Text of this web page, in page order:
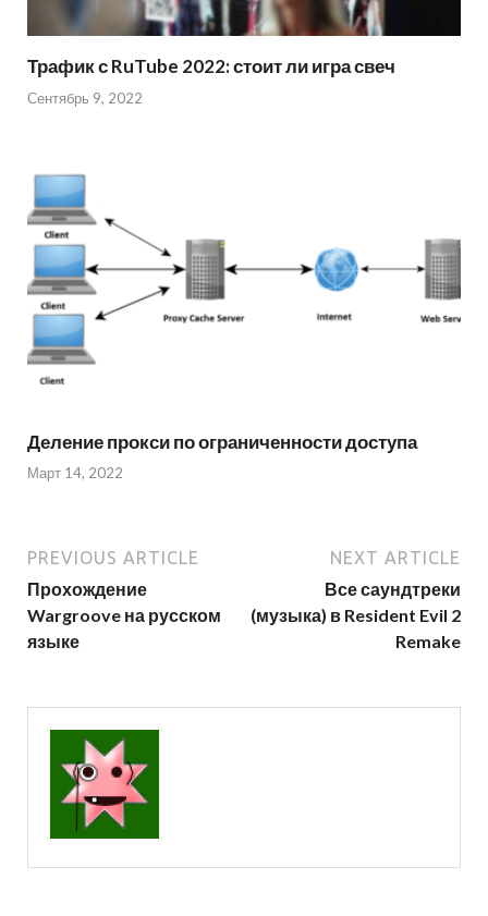
Трафик с RuTube 2022: стоит ли игра свеч
Сентябрь 9, 2022
Деление прокси по ограниченности доступа
Март 14, 2022
PREVIOUS ARTICLE
Прохождение
Wargroove на русском
языке
NEXT ARTICLE
Все саундтреки
(музыка) в Resident Evil 2
Remake